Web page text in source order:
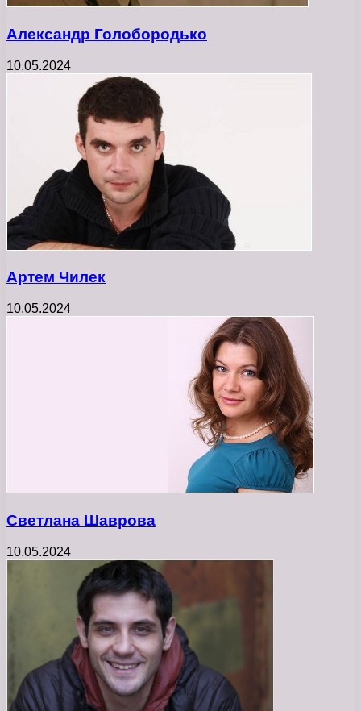
Александр Голобородько
10.05.2024
Артем Чилек
10.05.2024
Светлана Шаврова
10.05.2024